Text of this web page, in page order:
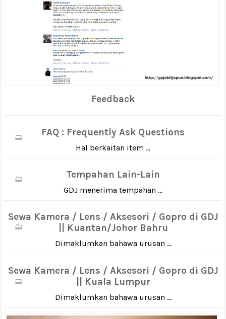
Feedback
FAQ : Frequently Ask Questions
Hal berkaitan item ...
Tempahan Lain-Lain
GDJ menerima tempahan ...
Sewa Kamera / Lens / Aksesori / Gopro di GDJ
|| Kuantan/Johor Bahru
Dimaklumkan bahawa urusan ...
Sewa Kamera / Lens / Aksesori / Gopro di GDJ
|| Kuala Lumpur
Dimaklumkan bahawa urusan ...